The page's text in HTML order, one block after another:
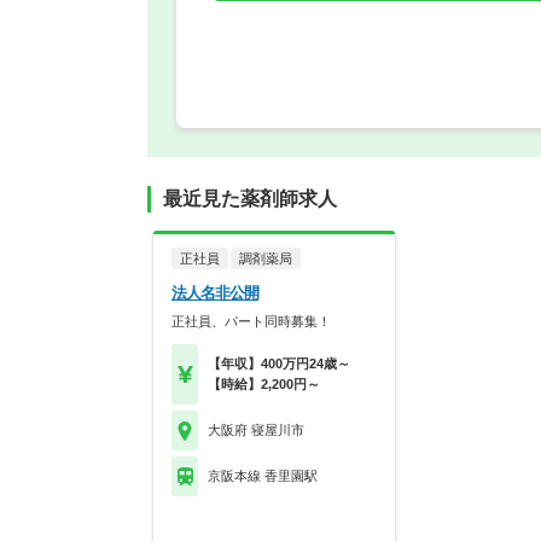
最近見た薬剤師求人
正社員 調剤薬局
法人名非公開
正社員、パート同時募集！
【年収】400万円24歳～
【時給】2,200円～
大阪府 寝屋川市
京阪本線 香里園駅